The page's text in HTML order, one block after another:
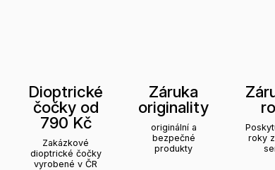
Dioptrické
čočky od
790 Kč
Zakázkové
dioptrické čočky
vyrobené v ČR
Záruka
originality
originální a
bezpečné
produkty
roky